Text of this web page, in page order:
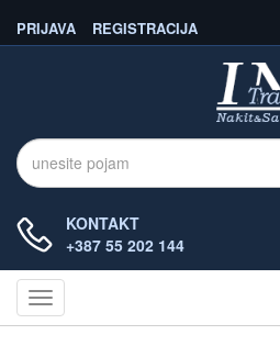
REGISTRACIJA
PRIJAVA
KONTAKT
+387 55 202 144
Navigacija